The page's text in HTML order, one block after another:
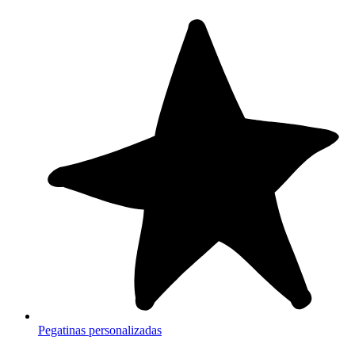
Pegatinas personalizadas